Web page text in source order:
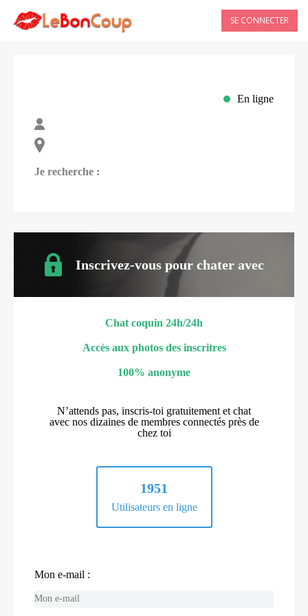
SE CONNECTER
En ligne
Je recherche :
Inscrivez-vous pour chater avec
Chat coquin 24h/24h
Accès aux photos des inscritres
100% anonyme
N’attends pas, inscris-toi gratuitement et chat
avec nos dizaines de membres connectés près de
chez toi
1951
Utilisateurs en ligne
Mon e-mail :